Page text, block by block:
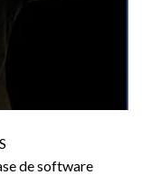
de software